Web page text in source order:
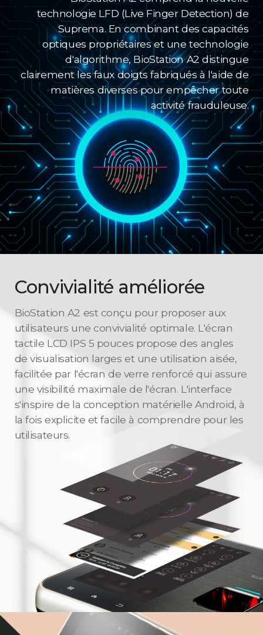
technologie LFD (Live Finger Detection) de
Suprema. En combinant des capacités
optiques propriétaires et une technologie
d'algorithme, BioStation A2 distingue
clairement les faux doigts fabriqués à l'aide de
matières diverses pour empêcher toute
activité frauduleuse.
Convivialité améliorée
BioStation A2 est conçu pour proposer aux
utilisateurs une convivialité optimale. L'écran
tactile LCD IPS 5 pouces propose des angles
de visualisation larges et une utilisation aisée,
facilitée par l'écran de verre renforcé qui assure
une visibilité maximale de l'écran. L'interface
s'inspire de la conception matérielle Android, à
la fois explicite et facile à comprendre pour les
utilisateurs.